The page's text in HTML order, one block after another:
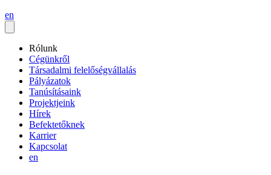
en
Rólunk
Cégünkről
Társadalmi felelőségvállalás
Pályázatok
Tanúsításaink
Projektjeink
Hírek
Befektetőknek
Karrier
Kapcsolat
en